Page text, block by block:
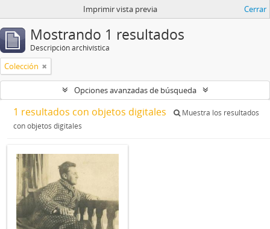
Imprimir vista previa Cerrar
Mostrando 1 resultados
Descripción archivística
Colección
Opciones avanzadas de búsqueda
1 resultados con objetos digitales
Muestra los resultados
con objetos digitales